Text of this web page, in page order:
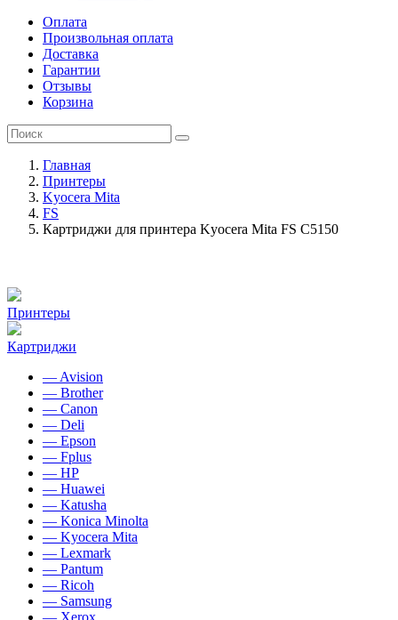
Оплата
Произвольная оплата
Доставка
Гарантии
Отзывы
Корзина
Главная
Принтеры
Kyocera Mita
FS
Картриджи для принтера Kyocera Mita FS C5150
Принтеры
Картриджи
— Avision
— Brother
— Canon
— Deli
— Epson
— Fplus
— HP
— Huawei
— Katusha
— Konica Minolta
— Kyocera Mita
— Lexmark
— Pantum
— Ricoh
— Samsung
— Xerox